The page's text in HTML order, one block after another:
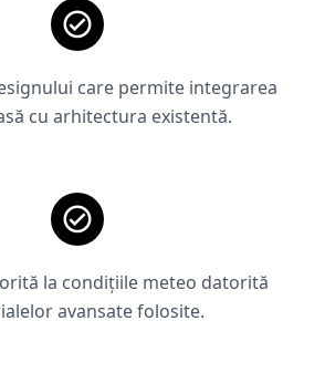
care permite integrarea
cu arhitectura existentă.
la condițiile meteo datorită
avansate folosite.